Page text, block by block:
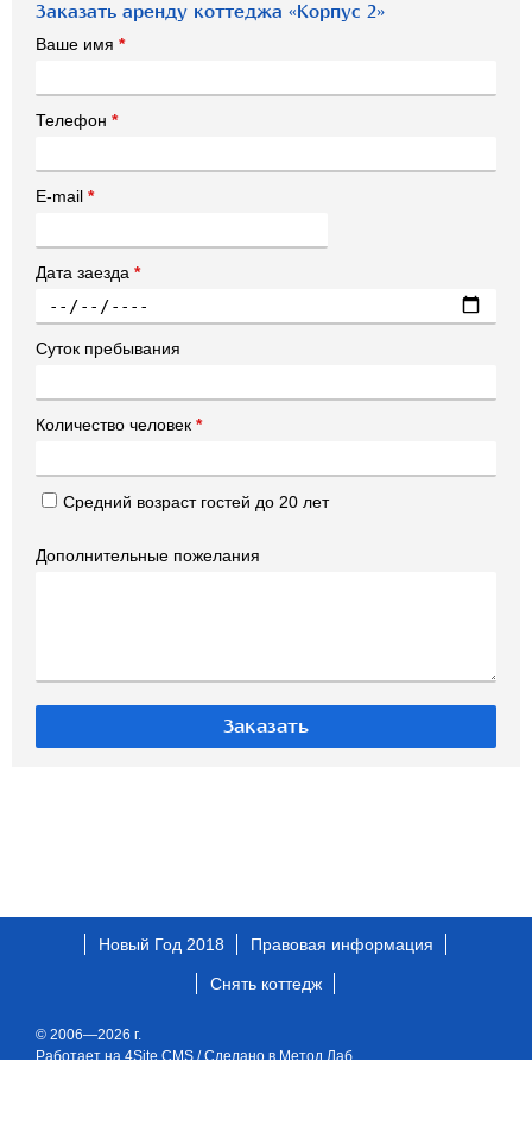
Заказать аренду коттеджа «Корпус 2»
Ваше имя *
Телефон *
E-mail *
Дата заезда *
Суток пребывания
Количество человек *
Средний возраст гостей до 20 лет
Дополнительные пожелания
Новый Год 2018 Правовая информация
Снять коттедж
© 2006—2026 г.
Работает на 4Site CMS/Сделано в Метод Лаб